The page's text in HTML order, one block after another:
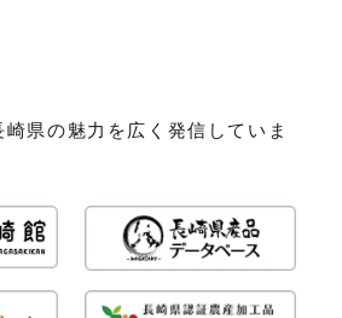
県の魅力を広く発信していま